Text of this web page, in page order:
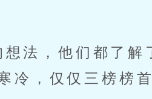
法，他们都了解
冷，仅仅三榜榜